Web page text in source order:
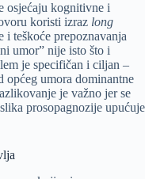
osjećaju kognitivne i
koristi izraz long
teškoće prepoznavanja
umor” nije isto što i
je specifičan i ciljan –
općeg umora dominantne
je važno jer se
prosopagnozije upućuje